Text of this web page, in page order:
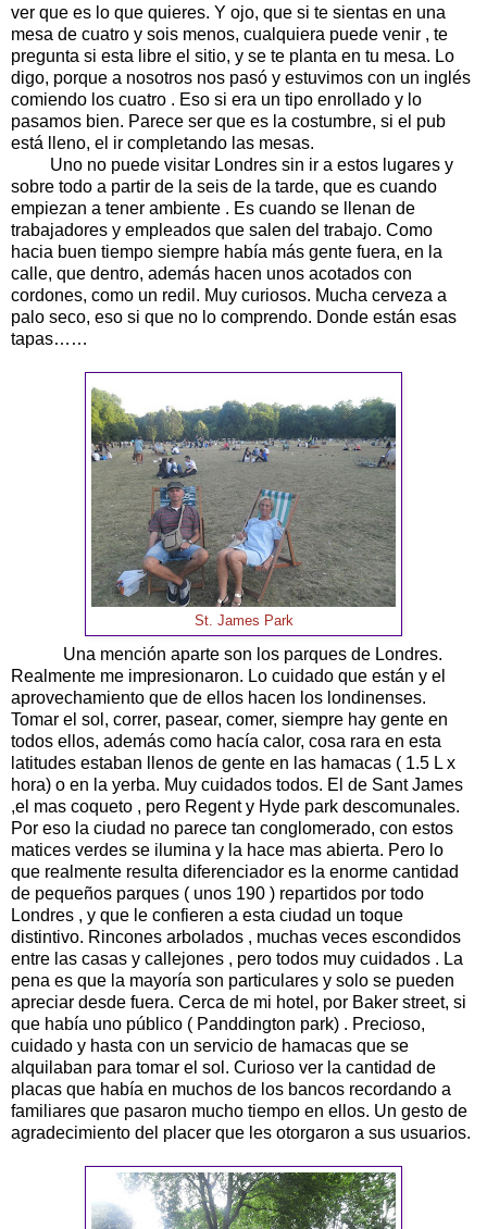
ver que es lo que quieres. Y ojo, que si te sientas en una
mesa de cuatro y sois menos, cualquiera puede venir , te
pregunta si esta libre el sitio, y se te planta en tu mesa. Lo
digo, porque a nosotros nos pasó y estuvimos con un inglés
comiendo los cuatro . Eso si era un tipo enrollado y lo
pasamos bien. Parece ser que es la costumbre, si el pub
está lleno, el ir completando las mesas.
Uno no puede visitar Londres sin ir a estos lugares y
sobre todo a partir de la seis de la tarde, que es cuando
empiezan a tener ambiente . Es cuando se llenan de
trabajadores y empleados que salen del trabajo. Como
hacia buen tiempo siempre había más gente fuera, en la
calle, que dentro, además hacen unos acotados con
cordones, como un redil. Muy curiosos. Mucha cerveza a
palo seco, eso si que no lo comprendo. Donde están esas
tapas……
St. James Park
Una mención aparte son los parques de Londres.
Realmente me impresionaron. Lo cuidado que están y el
aprovechamiento que de ellos hacen los londinenses.
Tomar el sol, correr, pasear, comer, siempre hay gente en
todos ellos, además como hacía calor, cosa rara en esta
latitudes estaban llenos de gente en las hamacas ( 1.5 L x
hora) o en la yerba. Muy cuidados todos. El de Sant James
,el mas coqueto , pero Regent y Hyde park descomunales.
Por eso la ciudad no parece tan conglomerado, con estos
matices verdes se ilumina y la hace mas abierta. Pero lo
que realmente resulta diferenciador es la enorme cantidad
de pequeños parques ( unos 190 ) repartidos por todo
Londres , y que le confieren a esta ciudad un toque
distintivo. Rincones arbolados , muchas veces escondidos
entre las casas y callejones , pero todos muy cuidados . La
pena es que la mayoría son particulares y solo se pueden
apreciar desde fuera. Cerca de mi hotel, por Baker street, si
que había uno público ( Panddington park) . Precioso,
cuidado y hasta con un servicio de hamacas que se
alquilaban para tomar el sol. Curioso ver la cantidad de
placas que había en muchos de los bancos recordando a
familiares que pasaron mucho tiempo en ellos. Un gesto de
agradecimiento del placer que les otorgaron a sus usuarios.